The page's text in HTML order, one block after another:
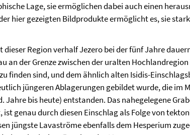
Lage, sie ermöglichen dabei auch einen
hier gezeigten Bildprodukte ermöglicht es, sie
Region verhalf Jezero bei der fünf Jahre
an der Grenze zwischen der uralten
finden sind, und dem ähnlich alten Isidis-
jüngeren Ablagerungen gebildet wurde, die im
Jahre bis heute) entstanden. Das nahegelegene
ist genau durch diesen Einschlag als Folge von
jüngste Lavaströme ebenfalls dem Hesperium